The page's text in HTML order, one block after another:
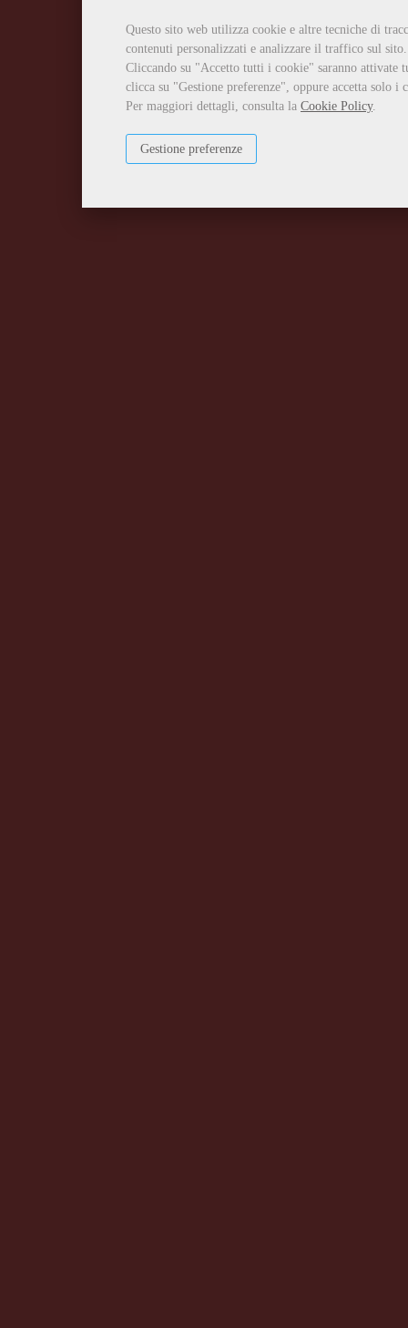
Questo sito web utilizza cookie e altre tecniche di
contenuti personalizzati e analizzare il traffico sul sito.
Cliccando su "Accetto tutti i cookie" saranno attivate
clicca su "Gestione preferenze", oppure accetta solo
Per maggiori dettagli, consulta la Cookie Policy.
Gestione preferenze